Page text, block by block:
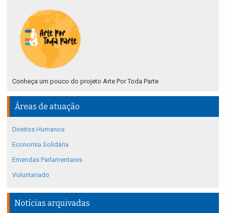
Conheça um pouco do projeto Arte Por Toda Parte
Áreas de atuação
Direitos Humanos
Economia Solidária
Emendas Parlamentares
Voluntariado
Notícias arquivadas